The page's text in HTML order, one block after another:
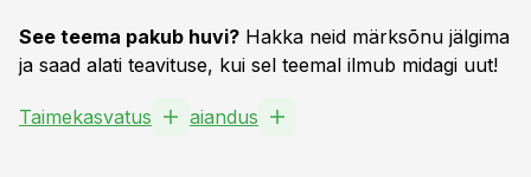
See teema pakub huvi? Hakka neid märksõnu jälgima
ja saad alati teavituse, kui sel teemal ilmub midagi uut!
Taimekasvatus aiandus